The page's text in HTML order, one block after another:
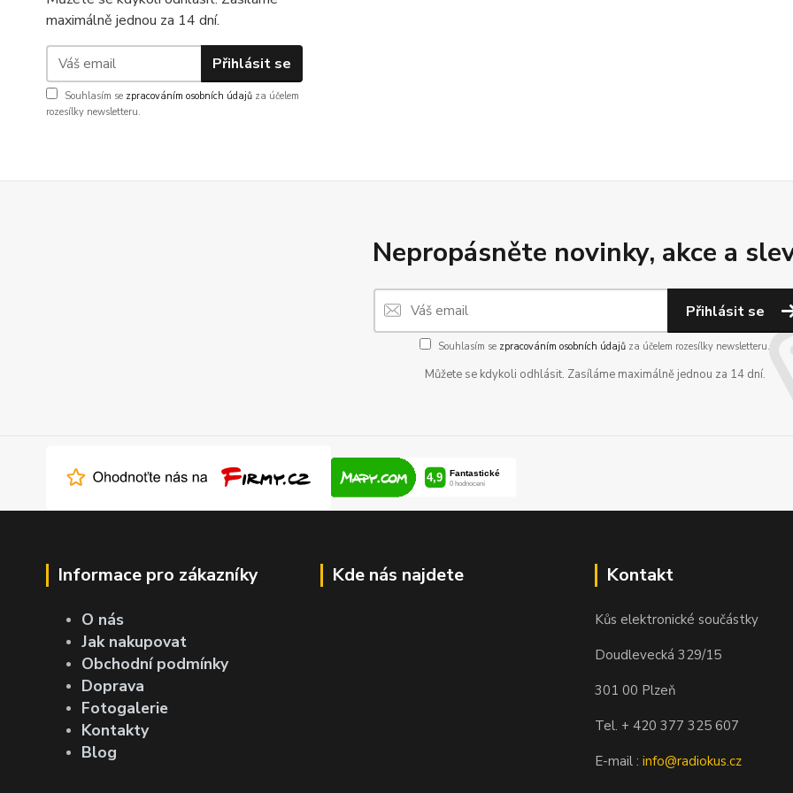
maximálně jednou za 14 dní.
Přihlásit se
Souhlasím se zpracováním osobních údajů za účelem
rozesílky newsletteru.
Nepropásněte novinky, akce a
Přihlásit se
Souhlasím se zpracováním osobních údajů za účelem rozesílky newsletteru.
Můžete se kdykoli odhlásit. Zasíláme maximálně jednou za 14 dní.
Informace pro zákazníky
O nás
Jak nakupovat
Obchodní podmínky
Doprava
Fotogalerie
Kontakty
Blog
Kde nás najdete Kontakt
Kůs elektronické součástky
Doudlevecká 329/15
301 00 Plzeň
Tel. + 420 377 325 607
E-mail : info@radiokus.cz